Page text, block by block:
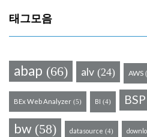
태그모음
abap (66) alv (24) AWS
BEx Web Analyzer (5) BI (4) BSP
bw(58) datasource (4)